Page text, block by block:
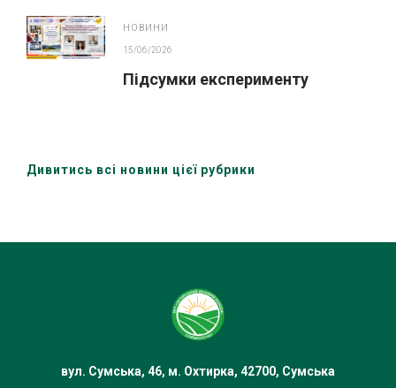
НОВИНИ
15/06/2026
Підсумки експерименту
Дивитись всі новини цієї рубрики
вул. Сумська, 46, м. Охтирка, 42700, Сумська